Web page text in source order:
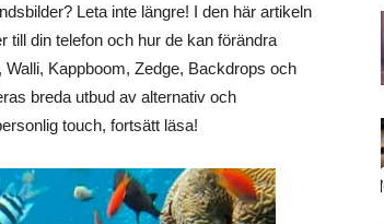
Leta inte längre! I den här artikeln
till din telefon och hur de kan förändra
Kappboom, Zedge, Backdrops och
breda utbud av alternativ och
touch, fortsätt läsa!